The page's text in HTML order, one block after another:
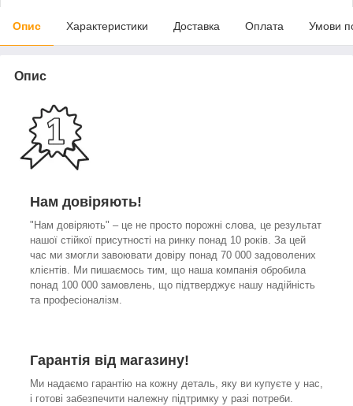
Опис Характеристики Доставка Оплата Умови
Опис
Нам довіряють!
"Нам довіряють" – це не просто порожні слова, це результат
нашої стійкої присутності на ринку понад 10 років. За цей
час ми змогли завоювати довіру понад 70 000 задоволених
клієнтів. Ми пишаємось тим, що наша компанія обробила
понад 100 000 замовлень, що підтверджує нашу надійність
та професіоналізм.
Гарантія від магазину!
Ми надаємо гарантію на кожну деталь, яку ви купуєте у нас,
і готові забезпечити належну підтримку у разі потреби.